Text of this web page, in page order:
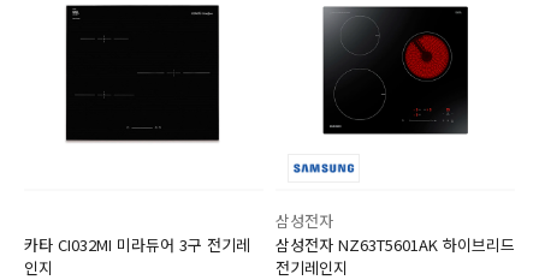
카타 CI032MI 미라듀어 3구 전기레
인지
삼성전자
삼성전자 NZ63T5601AK 하이브리드
전기레인지